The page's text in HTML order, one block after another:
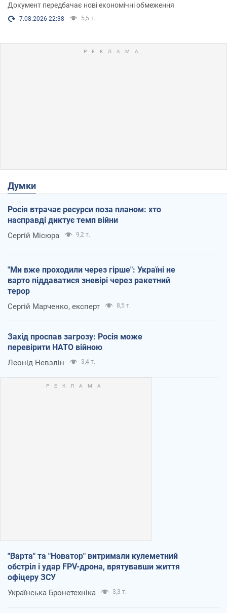
Документ передбачає нові економічні обмеження
7.08.2026 22:38 5,5 т.
Думки
Росія втрачає ресурси поза планом: хто
насправді диктує темп війни
Сергій Місюра 9,2 т.
"Ми вже проходили через гірше": Україні не
варто піддаватися зневірі через ракетний
терор
Сергій Марченко, експерт 8,5 т.
Захід проспав загрозу: Росія може
перевірити НАТО війною
Леонід Невзлін 3,4 т.
"Варта" та "Новатор" витримали кулеметний
обстріл і удар FPV-дрона, врятувавши життя
офіцеру ЗСУ
Українська Бронетехніка 3,3 т.